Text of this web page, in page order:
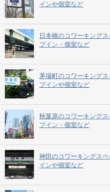
インや個室など
日本橋のコワーキング
プイン・個室など
茅場町のコワーキング
プインや個室など
秋葉原のコワーキング
プイン・個室など
神田のコワーキングス
インや個室など